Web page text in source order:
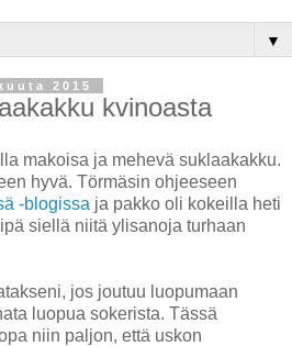
▼
2015
kvinoasta
makoisa ja mehevä suklaakakku.
hyvä. Törmäsin ohjeeseen
-blogissa ja pakko oli kokeilla heti
siellä niitä ylisanoja turhaan
jos joutuu luopumaan
luopua sokerista. Tässä
niin paljon, että uskon